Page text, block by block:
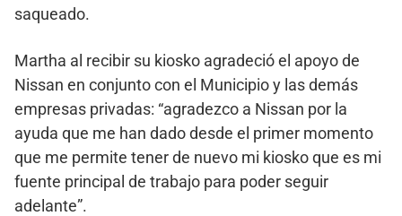
saqueado.
Martha al recibir su kiosko agradeció el apoyo de
Nissan en conjunto con el Municipio y las demás
empresas privadas: “agradezco a Nissan por la
ayuda que me han dado desde el primer momento
que me permite tener de nuevo mi kiosko que es mi
fuente principal de trabajo para poder seguir
adelante”.